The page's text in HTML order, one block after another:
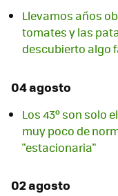
Llevamos años
tomates y las
descubierto algo
04 agosto
Los 43º son solo
muy poco de
"estacionaria"
02 agosto